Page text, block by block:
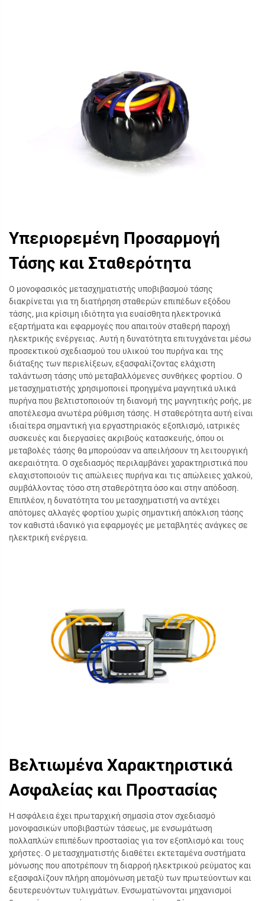
Υπεριορεμένη Προσαρμογή
Τάσης και Σταθερότητα
Ο μονοφασικός μετασχηματιστής υποβιβασμού τάσης
διακρίνεται για τη διατήρηση σταθερών επιπέδων εξόδου
τάσης, μια κρίσιμη ιδιότητα για ευαίσθητα ηλεκτρονικά
εξαρτήματα και εφαρμογές που απαιτούν σταθερή παροχή
ηλεκτρικής ενέργειας. Αυτή η δυνατότητα επιτυγχάνεται μέσω
προσεκτικού σχεδιασμού του υλικού του πυρήνα και της
διάταξης των περιελίξεων, εξασφαλίζοντας ελάχιστη
ταλάντωση τάσης υπό μεταβαλλόμενες συνθήκες φορτίου. Ο
μετασχηματιστής χρησιμοποιεί προηγμένα μαγνητικά υλικά
πυρήνα που βελτιστοποιούν τη διανομή της μαγνητικής ροής, με
αποτέλεσμα ανωτέρα ρύθμιση τάσης. Η σταθερότητα αυτή είναι
ιδιαίτερα σημαντική για εργαστηριακός εξοπλισμό, ιατρικές
συσκευές και διεργασίες ακριβούς κατασκευής, όπου οι
μεταβολές τάσης θα μπορούσαν να απειλήσουν τη λειτουργική
ακεραιότητα. Ο σχεδιασμός περιλαμβάνει χαρακτηριστικά που
ελαχιστοποιούν τις απώλειες πυρήνα και τις απώλειες χαλκού,
συμβάλλοντας τόσο στη σταθερότητα όσο και στην απόδοση.
Επιπλέον, η δυνατότητα του μετασχηματιστή να αντέχει
απότομες αλλαγές φορτίου χωρίς σημαντική απόκλιση τάσης
τον καθιστά ιδανικό για εφαρμογές με μεταβλητές ανάγκες σε
ηλεκτρική ενέργεια.
Βελτιωμένα Χαρακτηριστικά
Ασφαλείας και Προστασίας
Η ασφάλεια έχει πρωταρχική σημασία στον σχεδιασμό
μονοφασικών υποβιβαστών τάσεως, με ενσωμάτωση
πολλαπλών επιπέδων προστασίας για τον εξοπλισμό και τους
χρήστες. Ο μετασχηματιστής διαθέτει εκτεταμένα συστήματα
μόνωσης που αποτρέπουν τη διαρροή ηλεκτρικού ρεύματος και
εξασφαλίζουν πλήρη απομόνωση μεταξύ των πρωτεύοντων και
δευτερευόντων τυλιγμάτων. Ενσωματώνονται μηχανισμοί